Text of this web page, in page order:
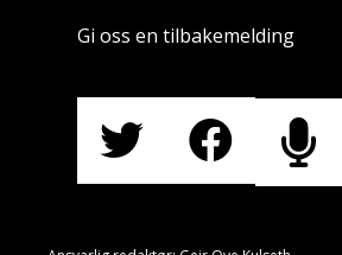
Gi oss en tilbakemelding